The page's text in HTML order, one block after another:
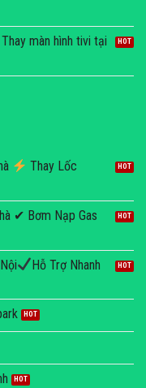
màn hình tivi tại
Thay Lốc
✔ Bơm Nạp Gas
Hỗ Trợ Nhanh